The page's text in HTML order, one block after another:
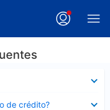
de crédito?